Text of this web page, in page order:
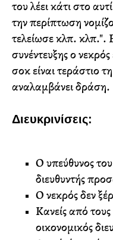
του λέει κάτι στο
την περίπτωση
τελείωσε κλπ. κλπ.".
συνέντευξης ο
σοκ είναι τεράστιο
αναλαμβάνει δράση.
Διευκρινίσεις:
Ο υπεύθυνος
διευθυντής
Ο νεκρός δεν
Κανείς από τους
οικονομικός